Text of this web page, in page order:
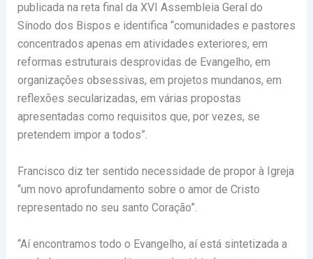
publicada na reta final da XVI Assembleia Geral do
Sínodo dos Bispos e identifica “comunidades e pastores
concentrados apenas em atividades exteriores, em
reformas estruturais desprovidas de Evangelho, em
organizações obsessivas, em projetos mundanos, em
reflexões secularizadas, em várias propostas
apresentadas como requisitos que, por vezes, se
pretendem impor a todos”.
Francisco diz ter sentido necessidade de propor à Igreja
“um novo aprofundamento sobre o amor de Cristo
representado no seu santo Coração”.
“Aí encontramos todo o Evangelho, aí está sintetizada a